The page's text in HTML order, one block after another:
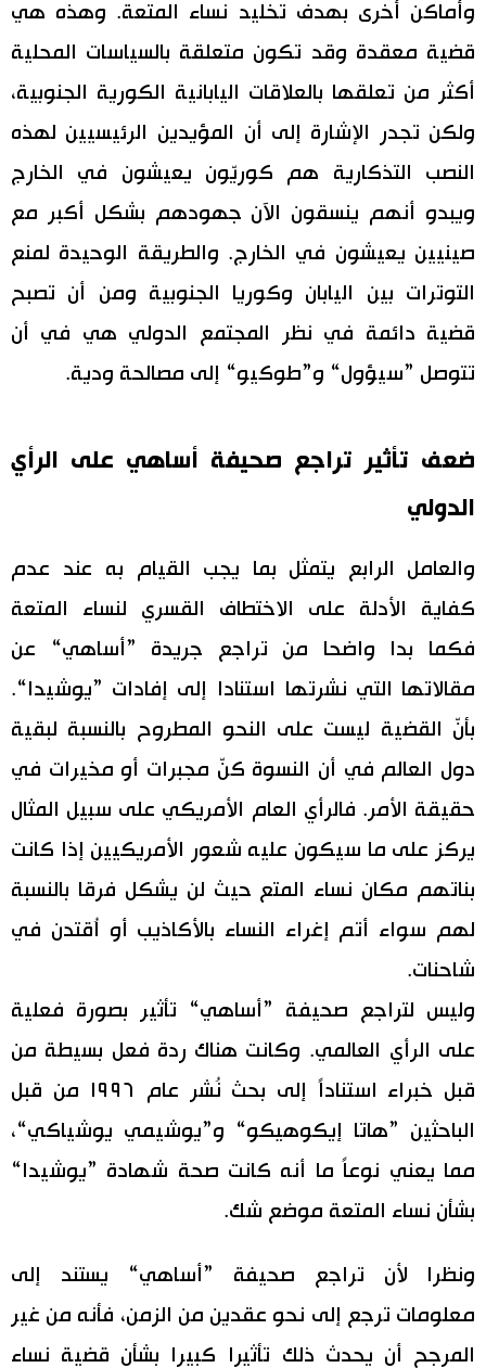
وأماكن أخرى بهدف تخليد نساء المتعة. وهذه هي
قضية معقدة وقد تكون متعلقة بالسياسات المحلية
أكثر من تعلقها بالعلاقات اليابانية الكورية الجنوبية،
ولكن تجدر الإشارة إلى أن المؤيدين الرئيسيين لهذه
النصب التذكارية هم كوريّون يعيشون في الخارج
ويبدو أنهم ينسقون الآن جهودهم بشكل أكبر مع
صينيين يعيشون في الخارج. والطريقة الوحيدة لمنع
التوترات بين اليابان وكوريا الجنوبية ومن أن تصبح
قضية دائمة في نظر المجتمع الدولي هي في أن
تتوصل ”سيؤول“ و”طوكيو“ إلى مصالحة ودية.
ضعف تأثير تراجع صحيفة أساهي على الرأي
الدولي
والعامل الرابع يتمثل بما يجب القيام به عند عدم
كفاية الأدلة على الاختطاف القسري لنساء المتعة
فكما بدا واضحا من تراجع جريدة ”أساهي“ عن
مقالاتها التي نشرتها استنادا إلى إفادات ”يوشيدا“.
بأنّ القضية ليست على النحو المطروح بالنسبة لبقية
دول العالم في أن النسوة كنّ مجبرات أو مخيرات في
حقيقة الأمر. فالرأي العام الأمريكي على سبيل المثال
يركز على ما سيكون عليه شعور الأمريكيين إذا كانت
بناتهم مكان نساء المتع حيث لن يشكل فرقا بالنسبة
لهم سواء أتم إغراء النساء بالأكاذيب أو اُقتدن في
شاحنات.
وليس لتراجع صحيفة ”أساهي“ تأثير بصورة فعلية
على الرأي العالمي. وكانت هناك ردة فعل بسيطة من
قبل خبراء استناداً إلى بحث نُشر عام ١٩٩٦ من قبل
الباحثين ”هاتا إيكوهيكو“ و”يوشيمي يوشياكي“،
مما يعني نوعاً ما أنه كانت صحة شهادة ”يوشيدا“
بشأن نساء المتعة موضع شك.
ونظرا لأن تراجع صحيفة ”أساهي“ يستند إلى
معلومات ترجع إلى نحو عقدين من الزمن، فأنه من غير
المرجح أن يحدث ذلك تأثيرا كبيرا بشأن قضية نساء